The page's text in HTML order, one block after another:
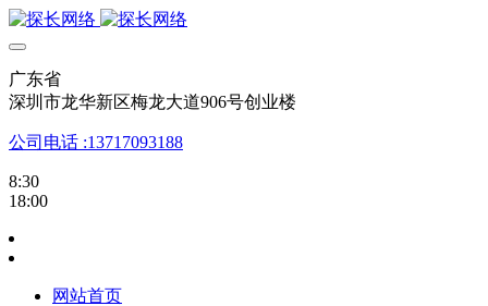
广东省
深圳市龙华新区梅龙大道906号创业楼
公司电话 :13717093188
8:30
18:00
网站首页